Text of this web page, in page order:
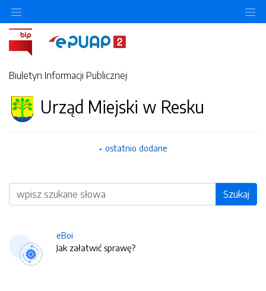
Biuletyn Informacji Publicznej
Urząd Miejski w Resku
ostatnio dodane
Wyszukiwarka Szukaj
eBoi
Jak załatwić sprawę?